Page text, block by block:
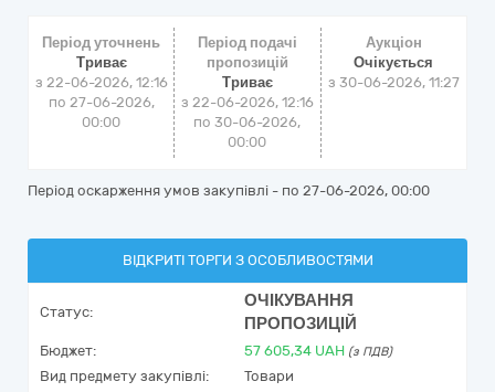
Період уточнень
Триває
з 22-06-2026, 12:16
по 27-06-2026,
00:00
Період подачі
пропозицій
Триває
з 22-06-2026, 12:16
по 30-06-2026,
00:00
Аукціон
Очікується
з 30-06-2026, 11:27
Період оскарження умов закупівлі - по 27-06-2026, 00:00
ВІДКРИТІ ТОРГИ З ОСОБЛИВОСТЯМИ
Статус:
ОЧІКУВАННЯ
ПРОПОЗИЦІЙ
Бюджет: 57 605,34 UAH (з ПДВ)
Вид предмету закупівлі:
Товари